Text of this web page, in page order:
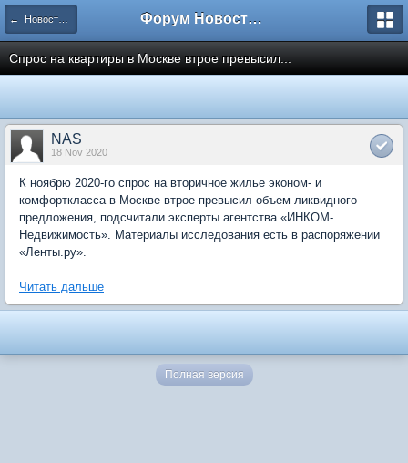
← Новости рынка недвижимости Форум Новостройки
Спрос на квартиры в Москве втрое превысил...
NAS
18 Nov 2020
К ноябрю 2020-го спрос на вторичное жилье эконом- и
комфорткласса в Москве втрое превысил объем ликвидного
предложения, подсчитали эксперты агентства «ИНКОМ-
Недвижимость». Материалы исследования есть в распоряжении
«Ленты.ру».
Читать дальше
Полная версия